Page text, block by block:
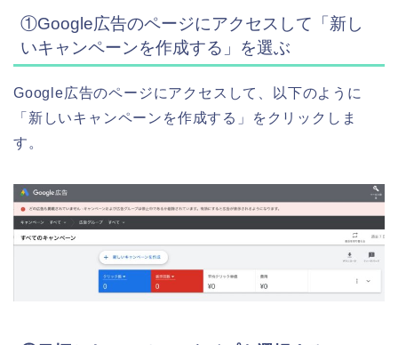
①Google広告のページにアクセスして「新し
いキャンペーンを作成する」を選ぶ
Google広告のページにアクセスして、以下のように
「新しいキャンペーンを作成する」をクリックしま
す。